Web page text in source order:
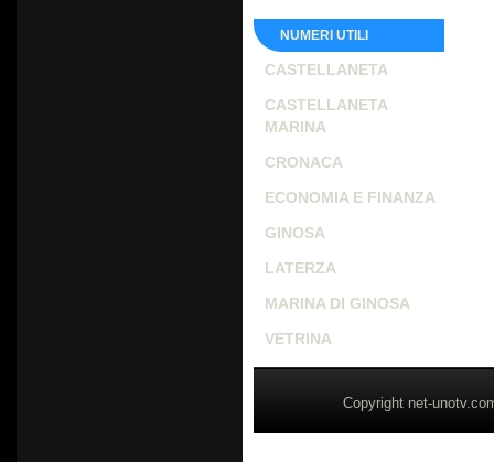
NUMERI UTILI
CASTELLANETA
CASTELLANETA
MARINA
CRONACA
ECONOMIA E FINANZA
GINOSA
LATERZA
MARINA DI GINOSA
VETRINA
Copyright net-